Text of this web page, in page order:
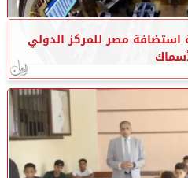
استضافة مصر للمركز الدولي